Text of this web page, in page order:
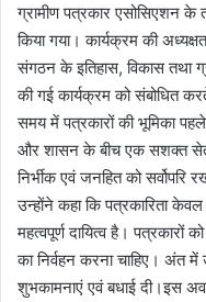
ग्रामीण पत्रकार एसोसिएशन के
किया गया। कार्यक्रम की
संगठन के इतिहास, विकास तथा
की गई कार्यक्रम को संबोधित
समय में पत्रकारों की भूमिका
और शासन के बीच एक सशक्त सेतु
निर्भीक एवं जनहित को
उन्होंने कहा कि पत्रकारिता
महत्वपूर्ण दायित्व है। पत्रकारों
का निर्वहन करना चाहिए। अंत में
शुभकामनाएं एवं बधाई दी।इस